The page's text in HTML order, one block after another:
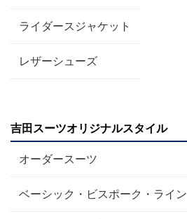
ライダースジャケット
レザーシューズ
吉田スーツオリジナルスタイル
オーダースーツ
ベーシック・ビスポーク・ライン